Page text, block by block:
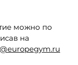
можно по
на